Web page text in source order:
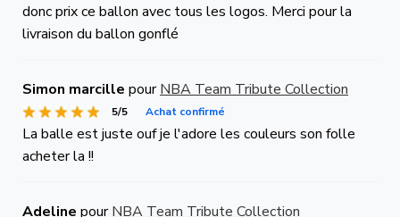
donc prix ce ballon avec tous les logos. Merci pour la
livraison du ballon gonflé
Simon marcille pourNBA Team Tribute Collection
5/5 Achat confirmé
La balle est juste ouf je l'adore les couleurs son folle
acheter la !!
Adeline pourNBA Team Tribute Collection